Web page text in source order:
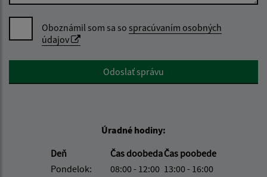
Oboznámil som sa so spracúvaním osobných
údajov
Google reCaptcha ResponseOdoslať správu
Úradné hodiny:
Deň
Čas doobedaČas poobede
Pondelok:
08:00 - 12:00 13:00 - 16:00